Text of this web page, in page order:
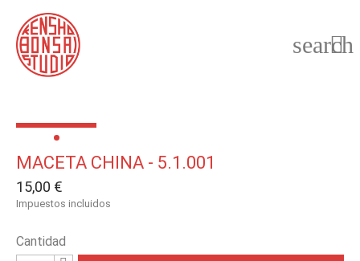

search
MACETA CHINA - 5.1.001
15,00 €
Impuestos incluidos
Cantidad